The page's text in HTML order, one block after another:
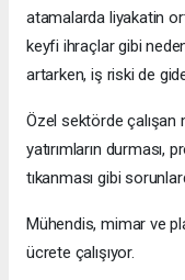
atamalarda liyakatin
keyfi ihraçlar gibi
artarken, iş riski de
Özel sektörde çalışan
yatırımların durması,
tıkanması gibi
Mühendis, mimar ve
ücrete çalışıyor.